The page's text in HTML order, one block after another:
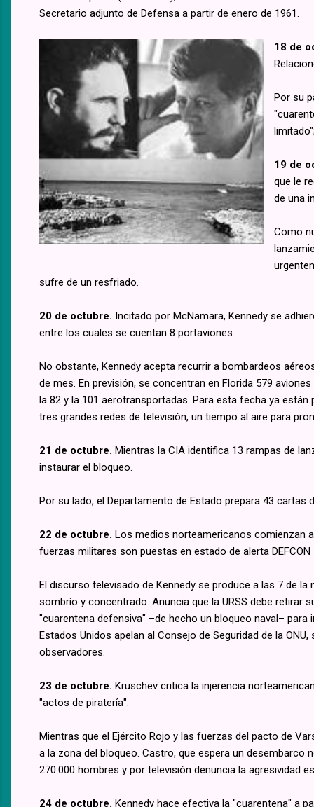
Secretario adjunto de Defensa a partir de enero de 1961.
18 de
Por su
19 de
que le
de una
Como
sufre de un resfriado.
20 de octubre. Incitado por McNamara, Kennedy se
entre los cuales se cuentan 8 portaviones.
No obstante, Kennedy acepta recurrir a bombardeos
de mes. En previsión, se concentran en Florida 579
la 82 y la 101 aerotransportadas. Para esta fecha ya
tres grandes redes de televisión, un tiempo al aire para
21 de octubre. Mientras la CIA identifica 13 rampas de
instaurar el bloqueo.
Por su lado, el Departamento de Estado prepara 43
22 de octubre. Los medios norteamericanos comienzan
fuerzas militares son puestas en estado de alerta DEFCON
El discurso televisado de Kennedy se produce a las 7 de
sombrío y concentrado. Anuncia que la URSS debe retirar
"cuarentena defensiva" –de hecho un bloqueo naval–
Estados Unidos apelan al Consejo de Seguridad de la
observadores.
23 de octubre. Kruschev critica la injerencia
"actos de piratería".
Mientras que el Ejército Rojo y las fuerzas del pacto de
a la zona del bloqueo. Castro, que espera un
270.000 hombres y por televisión denuncia la agresividad
24 de octubre. Kennedy hace efectiva la "cuarentena" a